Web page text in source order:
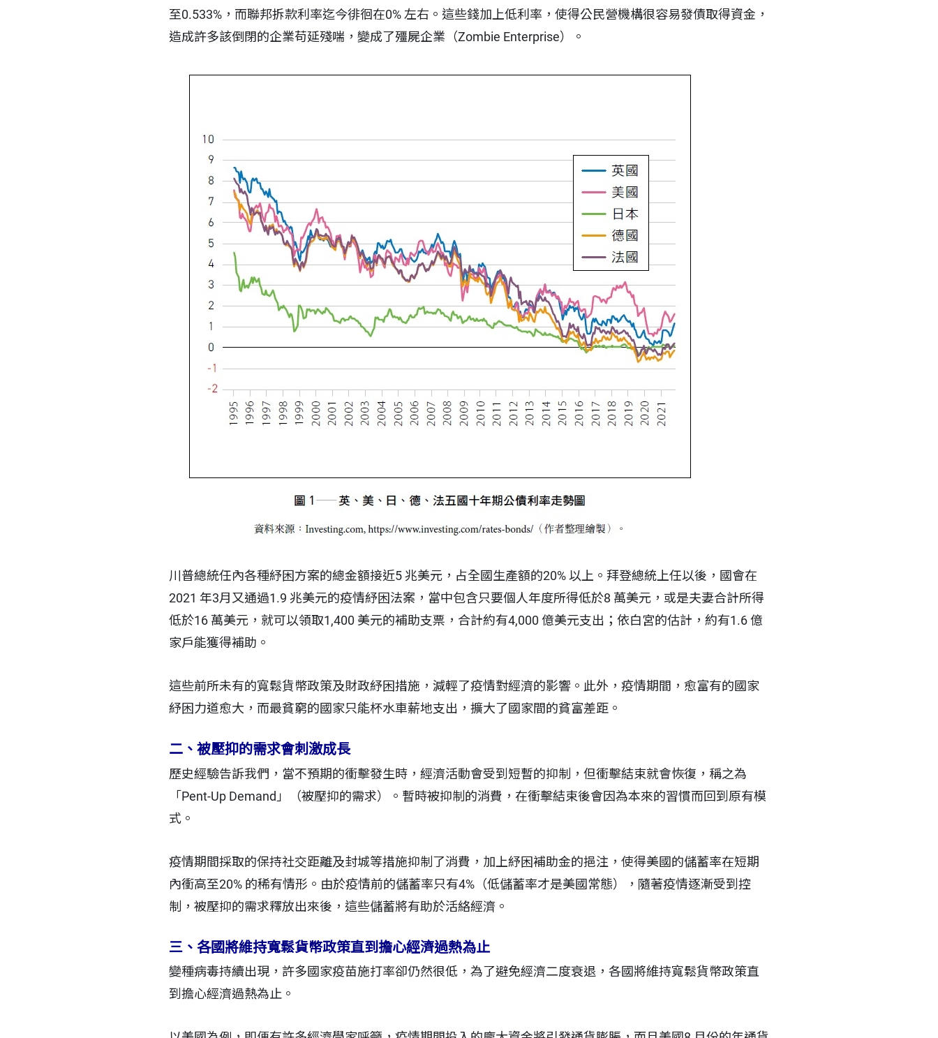
至0.533%，而聯邦拆款利率迄今徘徊在0% 左右。這些錢加上低利率，使得公民營機構很容易發債取得資金，
造成許多該倒閉的企業苟延殘喘，變成了殭屍企業（Zombie Enterprise）。
川普總統任內各種紓困方案的總金額接近5 兆美元，占全國生產額的20% 以上。拜登總統上任以後，國會在
2021 年3月又通過1.9 兆美元的疫情紓困法案，當中包含只要個人年度所得低於8 萬美元，或是夫妻合計所得
低於16 萬美元，就可以領取1,400 美元的補助支票，合計約有4,000 億美元支出；依白宮的估計，約有1.6 億
家戶能獲得補助。
這些前所未有的寬鬆貨幣政策及財政紓困措施，減輕了疫情對經濟的影響。此外，疫情期間，愈富有的國家
紓困力道愈大，而最貧窮的國家只能杯水車薪地支出，擴大了國家間的貧富差距。
二、被壓抑的需求會刺激成長
歷史經驗告訴我們，當不預期的衝擊發生時，經濟活動會受到短暫的抑制，但衝擊結束就會恢復，稱之為
「Pent-Up Demand」（被壓抑的需求）。暫時被抑制的消費，在衝擊結束後會因為本來的習慣而回到原有模
式。
疫情期間採取的保持社交距離及封城等措施抑制了消費，加上紓困補助金的挹注，使得美國的儲蓄率在短期
內衝高至20% 的稀有情形。由於疫情前的儲蓄率只有4%（低儲蓄率才是美國常態），隨著疫情逐漸受到控
制，被壓抑的需求釋放出來後，這些儲蓄將有助於活絡經濟。
三、各國將維持寬鬆貨幣政策直到擔心經濟過熱為止
變種病毒持續出現，許多國家疫苗施打率卻仍然很低，為了避免經濟二度衰退，各國將維持寬鬆貨幣政策直
到擔心經濟過熱為止。